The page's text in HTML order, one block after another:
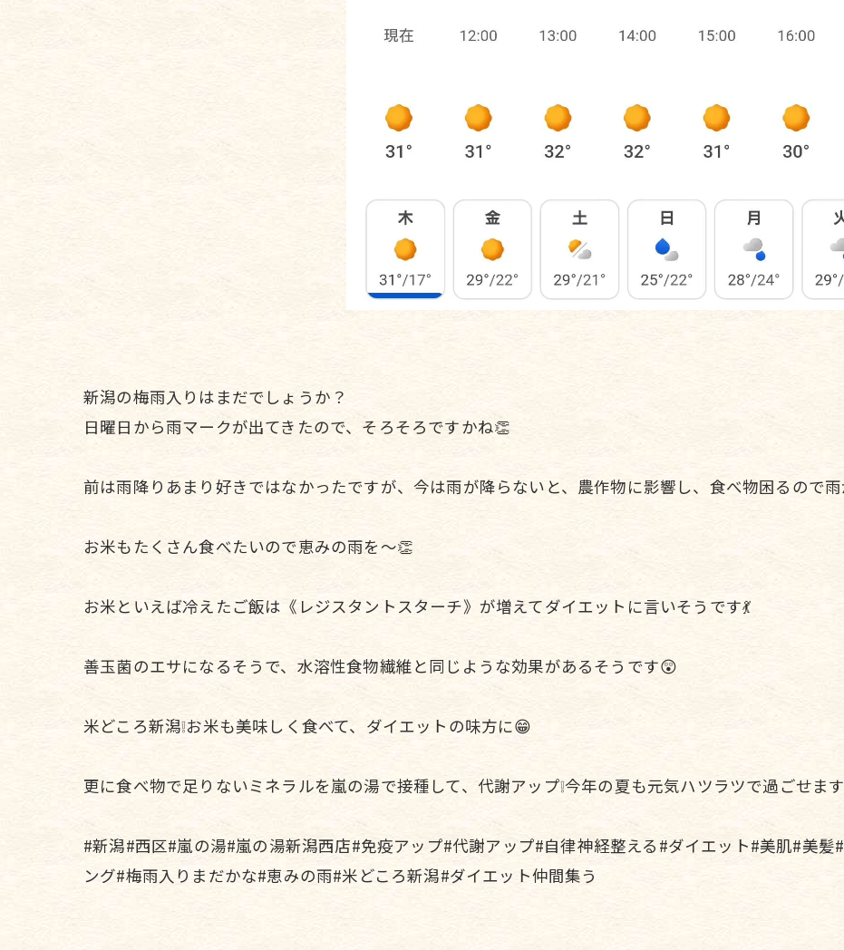
新潟の梅雨入りはまだでしょうか？
日曜日から雨マークが出てきたので、そろそろですかね👏
前は雨降りあまり好きではなかったですが、今は雨が降らないと、農作物に影響し、食べ物困るので
お米もたくさん食べたいので恵みの雨を〜👏
お米といえば冷えたご飯は《レジスタントスターチ》が増えてダイエットに言いそうです💃
善玉菌のエサになるそうで、水溶性食物繊維と同じような効果があるそうです😲
米どころ新潟❕お米も美味しく食べて、ダイエットの味方に😁
更に食べ物で足りないミネラルを嵐の湯で接種して、代謝アップ❕今年の夏も元気ハツラツで過ごせます
#新潟#西区#嵐の湯#嵐の湯新潟西店#免疫アップ#代謝アップ#自律神経整える#ダイエット#美肌#美
ング#梅雨入りまだかな#恵みの雨#米どころ新潟#ダイエット仲間集う